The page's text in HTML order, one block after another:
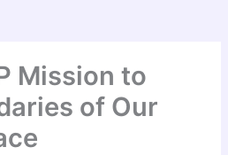
Mission to
of Our